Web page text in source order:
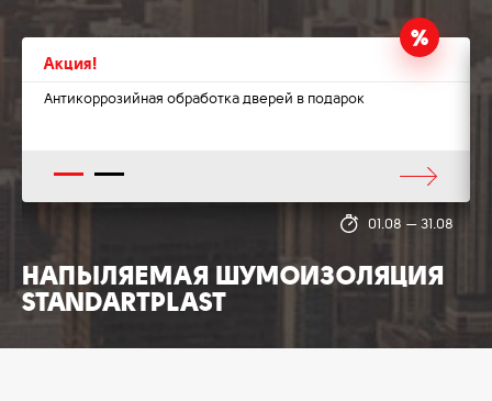
НАПЫЛЯЕМАЯ ШУМОИЗОЛЯЦИЯ
STANDARTPLAST
Акция!
Антикоррозийная обработка дверей в подарок
01.08 — 31.08
1 2